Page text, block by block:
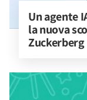
Un agente
la nuova
Zuckerberg